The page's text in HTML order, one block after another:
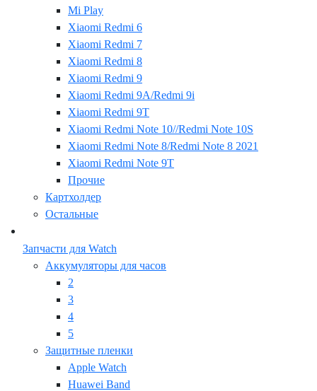
Mi Play
Xiaomi Redmi 6
Xiaomi Redmi 7
Xiaomi Redmi 8
Xiaomi Redmi 9
Xiaomi Redmi 9A/Redmi 9i
Xiaomi Redmi 9T
Xiaomi Redmi Note 10//Redmi Note 10S
Xiaomi Redmi Note 8/Redmi Note 8 2021
Xiaomi Redmi Note 9T
Прочие
Картхолдер
Остальные
Запчасти для Watch
Аккумуляторы для часов
2
3
4
5
Защитные пленки
Apple Watch
Huawei Band